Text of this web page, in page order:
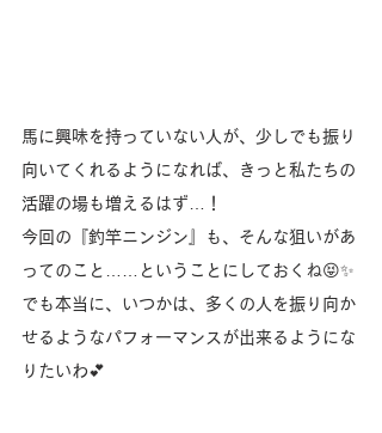
馬に興味を持っていない人が、少しでも振り
向いてくれるようになれば、きっと私たちの
活躍の場も増えるはず…！
今回の『釣竿ニンジン』も、そんな狙いがあ
ってのこと……ということにしておくね😝✨
でも本当に、いつかは、多くの人を振り向か
せるようなパフォーマンスが出来るようにな
りたいわ💕